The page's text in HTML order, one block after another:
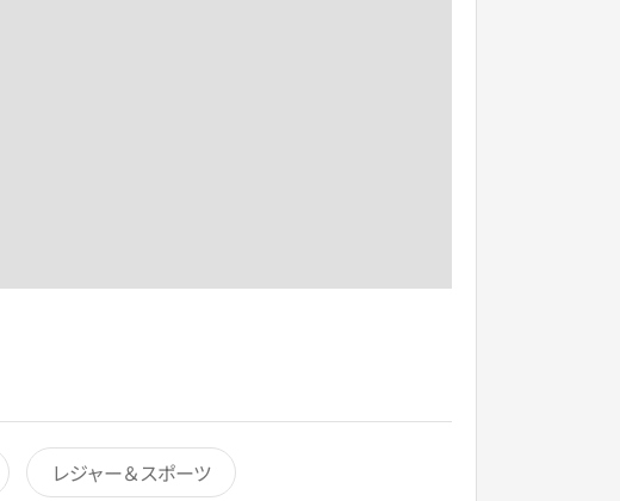
レジャー＆スポーツ